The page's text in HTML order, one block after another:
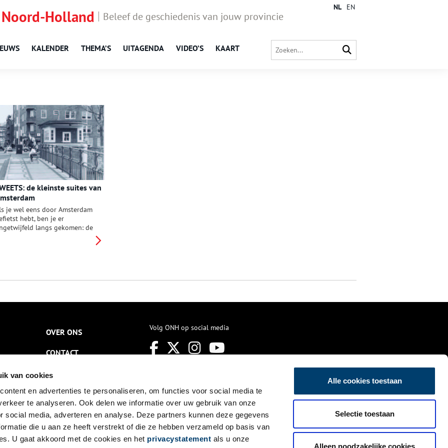
van cookies
en advertenties te personaliseren, om functies voor social media te
te analyseren. Ook delen we informatie over uw gebruik van onze
social media, adverteren en analyse. Deze partners kunnen deze gegevens
die u aan ze heeft verstrekt of die ze hebben verzameld op basis van
U gaat akkoord met de cookies en het privacystatement als u onze
Alle cookies toestaan
Selectie toestaan
Alleen noodzakelijke cookies
Holland Beleef de geschiedenis van jouw provincie
KALENDER THEMA’S UITAGENDA VIDEO’S KAART
NL EN
de kleinste suites van
je wel eens door Amsterdam
hebt, ben je er
langs gekomen: de
om te overnachten in
OVER ONS
CONTACT
NIEUWSBRIEF
DISCLAIMER
PRIVACY
TOEGANKELIJKHEID
Volg ONH op social media